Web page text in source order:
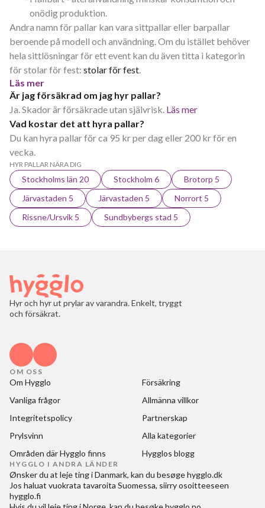
onödig produktion.
Andra namn för pallar kan vara sittpallar eller barpallar
beroende på modell och användning. Om du istället behöver
hela sittlösningar för ett event kan du även titta i kategorin
för stolar för fest: stolar för fest.
Läs mer
Är jag försäkrad om jag hyr pallar?
Ja. Skador är försäkrade utan självrisk. Läs mer
Vad kostar det att hyra pallar?
Du kan hyra pallar för ca 95 kr per dag eller 200 kr för en
vecka.
HYR PALLAR NÄRA DIG
Stockholms län 20 Stockholm 6
Brotorp 5
Järvastaden 5
Järvastaden 5
Norrort 5
Rissne/Ursvik 5
Sundbybergs stad 5
Hyr och hyr ut prylar av varandra. Enkelt, tryggt
och försäkrat.
OM OSS
Om Hygglo
Försäkring
Vanliga frågor
Allmänna villkor
Integritetspolicy
Partnerskap
Prylsvinn
Alla kategorier
Områden där Hygglo finns
Hygglos blogg
HYGGLO I ANDRA LÄNDER
Ønsker du at leje ting i Danmark, kan du besøgehygglo.dk
Jos haluat vuokrata tavaroita Suomessa, siirry osoitteeseen
hygglo.fi